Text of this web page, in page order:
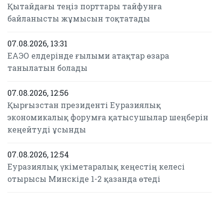
Қытайдағы теңіз порттары тайфунға
байланысты жұмысын тоқтатады
07.08.2026, 13:31
ЕАЭО елдерінде ғылыми атақтар өзара
танылатын болады
07.08.2026, 12:56
Қырғызстан президенті Еуразиялық
экономикалық форумға қатысушылар шеңберін
кеңейтуді ұсынды
07.08.2026, 12:54
Еуразиялық үкіметаралық кеңестің келесі
отырысы Минскіде 1-2 қазанда өтеді